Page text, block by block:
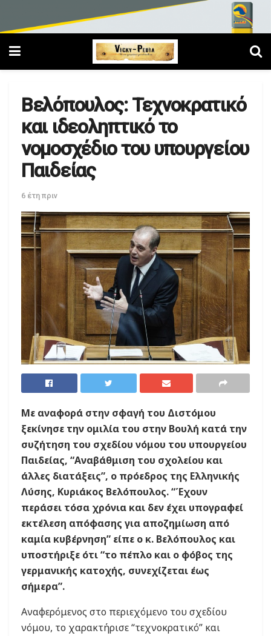
Βελόπουλος: Τεχνοκρατικό
και ιδεοληπτικό το
νομοσχέδιο του υπουργείου
Παιδείας
6 έτη πριν
Με αναφορά στην σφαγή του Διστόμου
ξεκίνησε την ομιλία του στην Βουλή κατά την
συζήτηση του σχεδίου νόμου του υπουργείου
Παιδείας, “Αναβάθμιση του σχολείου και
άλλες διατάξεις”, ο πρόεδρος της Ελληνικής
Λύσης, Κυριάκος Βελόπουλος. “Έχουν
περάσει τόσα χρόνια και δεν έχει υπογραφεί
εκτέλεση απόφασης για αποζημίωση από
καμία κυβέρνηση” είπε ο κ. Βελόπουλος και
υποστήριξε ότι “το πέπλο και ο φόβος της
γερμανικής κατοχής, συνεχίζεται έως
σήμερα”.
Αναφερόμενος στο περιεχόμενο του σχεδίου
νόμου, το χαρακτήρισε “τεχνοκρατικό” και